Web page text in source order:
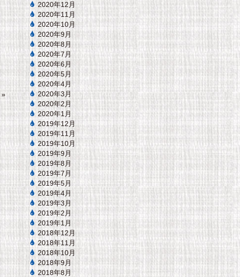
»
2020年12月
2020年11月
2020年10月
2020年9月
2020年8月
2020年7月
2020年6月
2020年5月
2020年4月
2020年3月
2020年2月
2020年1月
2019年12月
2019年11月
2019年10月
2019年9月
2019年8月
2019年7月
2019年5月
2019年4月
2019年3月
2019年2月
2019年1月
2018年12月
2018年11月
2018年10月
2018年9月
2018年8月